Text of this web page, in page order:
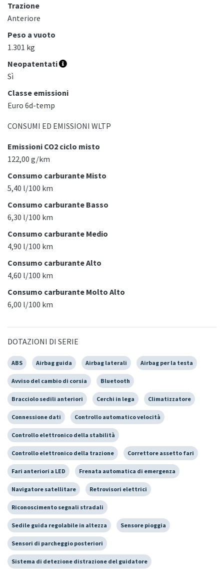
Trazione
Anteriore
Peso a vuoto
1.301 kg
Neopatentati
Sì
Classe emissioni
Euro 6d-temp
CONSUMI ED EMISSIONI WLTP
Emissioni CO2 ciclo misto
122,00 g/km
Consumo carburante Misto
5,40 l/100 km
Consumo carburante Basso
6,30 l/100 km
Consumo carburante Medio
4,90 l/100 km
Consumo carburante Alto
4,60 l/100 km
Consumo carburante Molto Alto
6,00 l/100 km
DOTAZIONI DI SERIE
ABS Airbag guida Airbag laterali Airbag per la testa
Avviso del cambio di corsia Bluetooth
Bracciolo sedili anteriori Cerchi in lega Climatizzatore
Connessione dati Controllo automatico velocità
Controllo elettronico della stabilità
Controllo elettronico della trazione Correttore assetto fari
Fari anteriori a LED Frenata automatica di emergenza
Navigatore satellitare Retrovisori elettrici
Riconoscimento segnali stradali
Sedile guida regolabile in altezza Sensore pioggia
Sensori di parcheggio posteriori
Sistema di detezione distrazione del guidatore